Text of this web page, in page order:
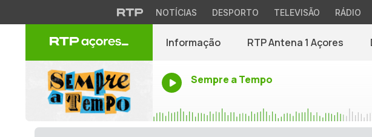
NOTÍCIAS DESPORTO TELEVISÃO RÁDIO
Informação RTP Antena 1 Açores
Sempre a Tempo